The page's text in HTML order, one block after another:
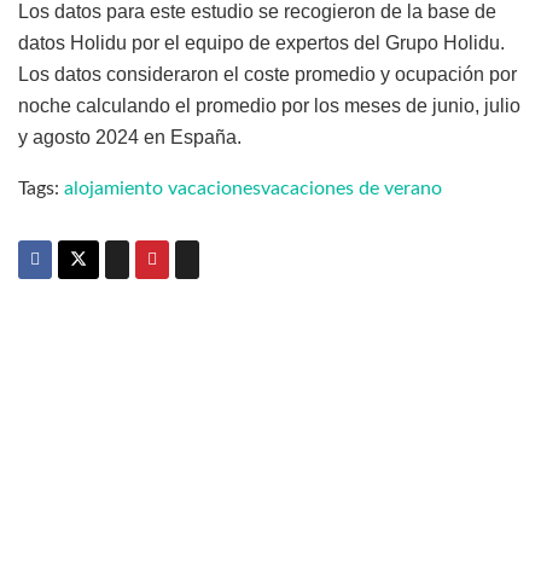
Los datos para este estudio se recogieron de la base de
datos Holidu por el equipo de expertos del Grupo Holidu.
Los datos consideraron el coste promedio y ocupación por
noche calculando el promedio por los meses de junio, julio
y agosto 2024 en España.
Tags: alojamiento vacacionesvacaciones de verano